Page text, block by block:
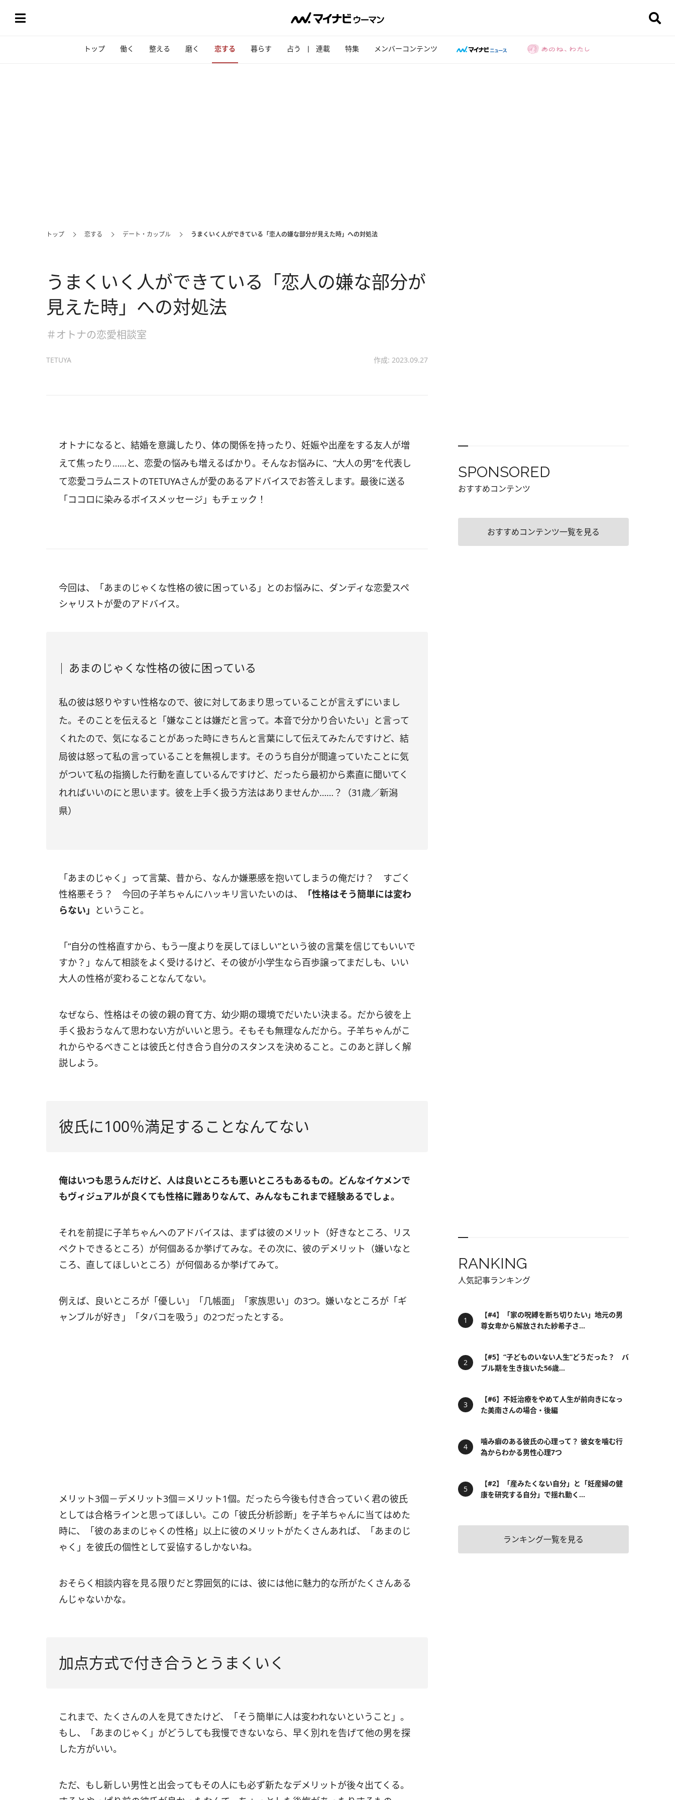
トップ 働く 整える 磨く 恋する 暮らす 占う 連載 特集 メンバーコンテンツ
トップ 恋する デート・カップル うまくいく人ができている「恋人の嫌な部分が見えた時」への対処法
うまくいく人ができている「恋人の嫌な部分が
見えた時」への対処法
＃オトナの恋愛相談室
TETUYA 作成: 2023.09.27
オトナになると、結婚を意識したり、体の関係を持ったり、妊娠や出産をする友人が増
えて焦ったり……と、恋愛の悩みも増えるばかり。そんなお悩みに、“大人の男”を代表し
て恋愛コラムニストのTETUYAさんが愛のあるアドバイスでお答えします。最後に送る
「ココロに染みるボイスメッセージ」もチェック！
今回は、「あまのじゃくな性格の彼に困っている」とのお悩みに、ダンディな恋愛スペ
シャリストが愛のアドバイス。
あまのじゃくな性格の彼に困っている
私の彼は怒りやすい性格なので、彼に対してあまり思っていることが言えずにいまし
た。そのことを伝えると「嫌なことは嫌だと言って。本音で分かり合いたい」と言って
くれたので、気になることがあった時にきちんと言葉にして伝えてみたんですけど、結
局彼は怒って私の言っていることを無視します。そのうち自分が間違っていたことに気
がついて私の指摘した行動を直しているんですけど、だったら最初から素直に聞いてく
れればいいのにと思います。彼を上手く扱う方法はありませんか……？（31歳／新潟
県）
「あまのじゃく」って言葉、昔から、なんか嫌悪感を抱いてしまうの俺だけ？ すごく
性格悪そう？ 今回の子羊ちゃんにハッキリ言いたいのは、
「性格はそう簡単には変わ
らない」 ということ。
「“自分の性格直すから、もう一度よりを戻してほしい”という彼の言葉を信じてもいいで
すか？」なんて相談をよく受けるけど、その彼が小学生なら百歩譲ってまだしも、いい
大人の性格が変わることなんてない。
なぜなら、性格はその彼の親の育て方、幼少期の環境でだいたい決まる。だから彼を上
手く扱おうなんて思わない方がいいと思う。そもそも無理なんだから。子羊ちゃんがこ
れからやるべきことは彼氏と付き合う自分のスタンスを決めること。このあと詳しく解
説しよう。
彼氏に100％満足することなんてない
俺はいつも思うんだけど、人は良いところも悪いところもあるもの。どんなイケメンで
もヴィジュアルが良くても性格に難ありなんて、みんなもこれまで経験あるでしょ。
それを前提に子羊ちゃんへのアドバイスは、まずは彼のメリット（好きなところ、リス
ペクトできるところ）が何個あるか挙げてみな。その次に、彼のデメリット（嫌いなと
ころ、直してほしいところ）が何個あるか挙げてみて。
例えば、良いところが「優しい」「几帳面」「家族思い」の3つ。嫌いなところが「ギ
ャンブルが好き」「タバコを吸う」の2つだったとする。
メリット3個－デメリット3個＝メリット1個。だったら今後も付き合っていく君の彼氏
としては合格ラインと思ってほしい。この「彼氏分析診断」を子羊ちゃんに当てはめた
時に、「彼のあまのじゃくの性格」以上に彼のメリットがたくさんあれば、「あまのじ
ゃく」を彼氏の個性として妥協するしかないね。
おそらく相談内容を見る限りだと雰囲気的には、彼には他に魅力的な所がたくさんある
んじゃないかな。
加点方式で付き合うとうまくいく
これまで、たくさんの人を見てきたけど、「そう簡単に人は変われないということ」。
もし、「あまのじゃく」がどうしても我慢できないなら、早く別れを告げて他の男を探
した方がいい。
ただ、もし新しい男性と出会ってもその人にも必ず新たなデメリットが後々出てくる。
SPONSORED
おすすめコンテンツ
おすすめコンテンツ一覧を見る
RANKING
人気記事ランキング
【#4】「家の呪縛を断ち切りたい」地元の男
尊女卑から解放された紗希子さ...
【#5】“子どものいない人生”どうだった？ バ
ブル期を生き抜いた56歳...
【#6】不妊治療をやめて人生が前向きになっ
た美南さんの場合・後編
噛み癖のある彼氏の心理って？ 彼女を噛む行
為からわかる男性心理7つ
【#2】「産みたくない自分」と「妊産婦の健
康を研究する自分」で揺れ動く...
ランキング一覧を見る